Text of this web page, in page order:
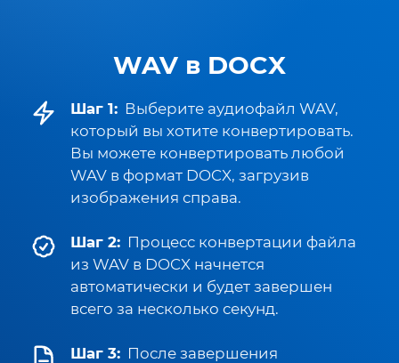
WAV в DOCX
Шаг 1: Выберите аудиофайл WAV,
который вы хотите конвертировать.
Вы можете конвертировать любой
WAV в формат DOCX, загрузив
изображения справа.
Шаг 2: Процесс конвертации файла
из WAV в DOCX начнется
автоматически и будет завершен
всего за несколько секунд.
Шаг 3: После завершения